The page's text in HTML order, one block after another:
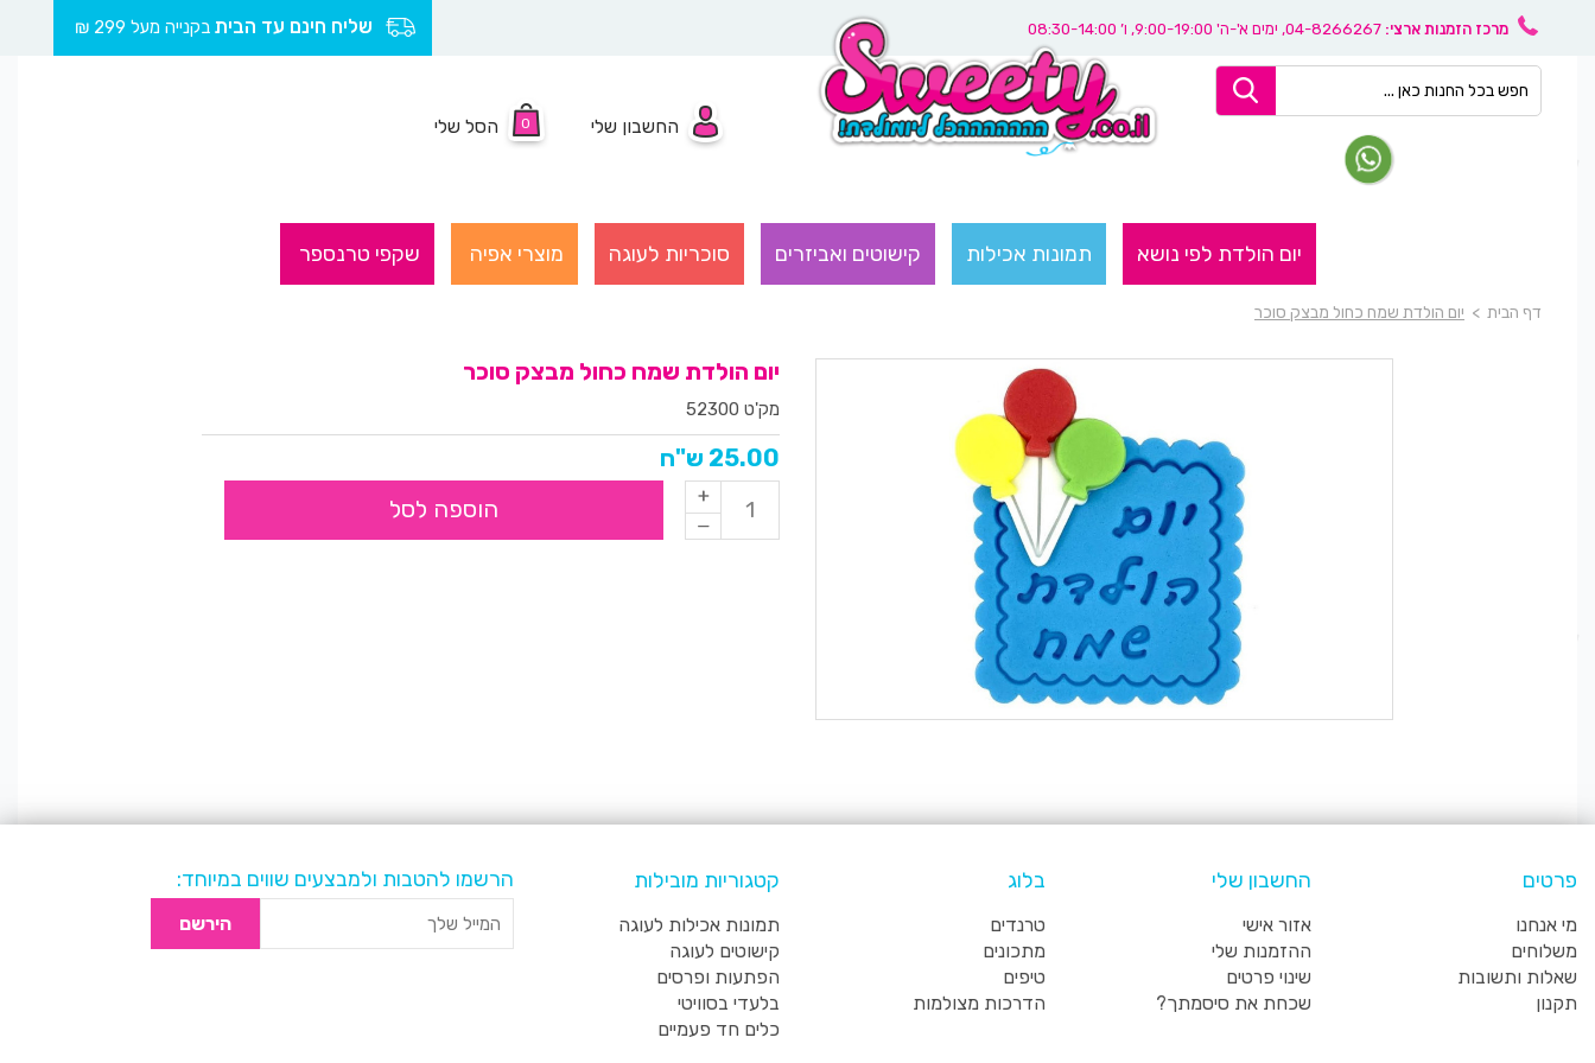
מרכז הזמנות ארצי: 04-8266267, ימים א'-ה' 9:00-19:00, ו’ 08:30-14:00 שליח חינם עד הבית בקנייה מעל 299 ₪
החשבון שלי 0 הסל שלי
יום הולדת לפי נושא תמונות אכילות קישוטים ואביזרים סוכריות לעוגה מוצרי אפיה שקפי טרנספר
דף הבית > יום הולדת שמח כחול מבצק סוכר
יום הולדת שמח כחול מבצק סוכר
מק'ט 52300
25.00 ש"ח
הוספה לסל
פרטים
מי אנחנו
משלוחים
שאלות ותשובות
תקנון
החשבון שלי
אזור אישי
ההזמנות שלי
שינוי פרטים
שכחת את סיסמתך?
בלוג
טרנדים
מתכונים
טיפים
הדרכות מצולמות
קטגוריות מובילות
תמונות אכילות לעוגה
קישוטים לעוגה
הפתעות ופרסים
בלעדי בסוויטי
כלים חד פעמיים
הרשמו להטבות ולמבצעים שווים במיוחד:
הירשם